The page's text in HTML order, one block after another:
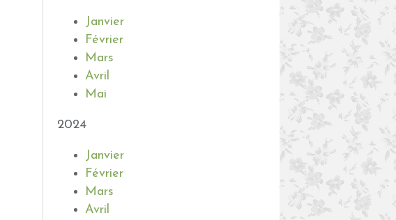
Janvier
Février
Mars
Avril
Mai
2024
Janvier
Février
Mars
Avril